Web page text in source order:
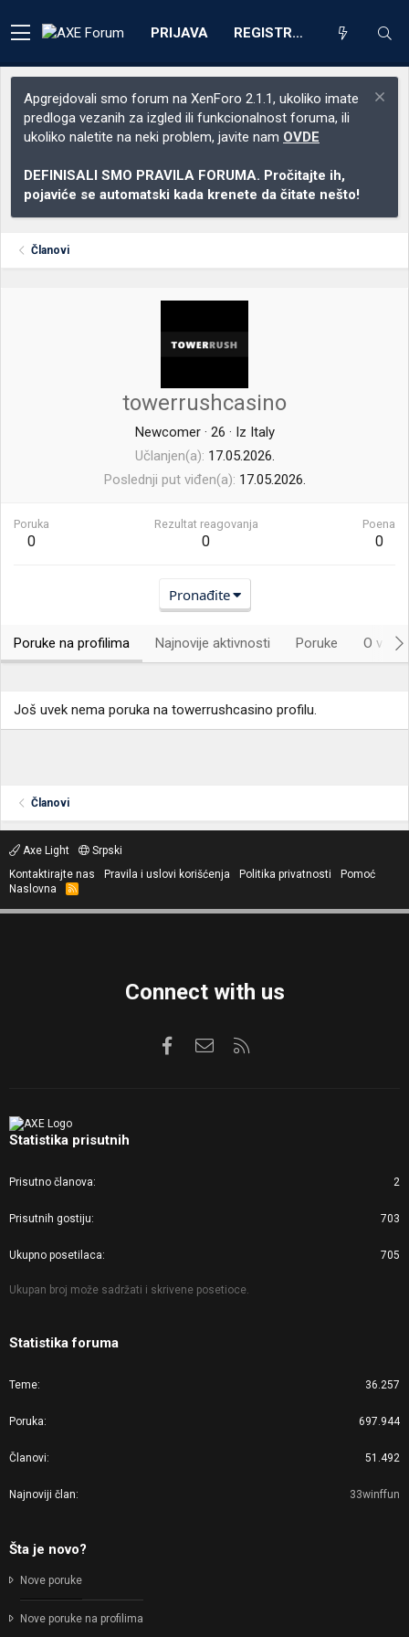
PRIJAVA REGISTRACIJA
Apgrejdovali smo forum na XenForo 2.1.1, ukoliko imate
predloga vezanih za izgled ili funkcionalnost foruma, ili
ukoliko naletite na neki problem, javite nam OVDE
DEFINISALI SMO PRAVILA FORUMA. Pročitajte ih,
pojaviće se automatski kada krenete da čitate nešto!
Članovi
towerrushcasino
Newcomer · 26 · Iz Italy
Učlanjen(a) 17.05.2026.
Poslednji put viđen(a) 17.05.2026.
Poruka
0
Rezultat reagovanja
0
Poena
0
Pronađite
Poruke na profilima Najnovije aktivnosti Poruke O
Još uvek nema poruka na towerrushcasino profilu.
Članovi
Axe Light
Srpski
Kontaktirajte nas
Pravila i uslovi korišćenja Politika privatnosti
Pomoć
Naslovna
R
S
Connect with us
FacebookKontaktirajte nas
Statistika prisutnih
Prisutno članova 2
Prisutnih gostiju 703
Ukupno posetilaca 705
Ukupan broj može sadržati i skrivene posetioce.
Statistika foruma
Teme 36.257
Poruka 697.944
Članovi 51.492
Najnoviji član 33winffun
Šta je novo?
Nove poruke
Nove poruke na profilima